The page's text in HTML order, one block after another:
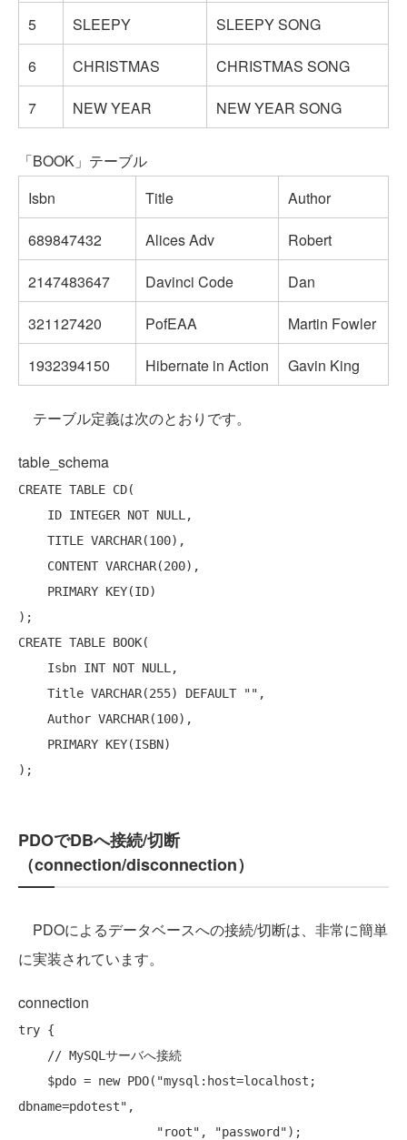
5 SLEEPY
SLEEPY SONG
6
CHRISTMAS
CHRISTMAS SONG
7
NEW YEAR NEW YEAR SONG
「BOOK」テーブル
Isbn
Title
Author
689847432
Alices Adv
Robert
2147483647
Davinci Code
Dan
321127420
PofEAA
Martin Fowler
1932394150
Hibernate in Action Gavin King
テーブル定義は次のとおりです。
table_schema
CREATE TABLE CD(
    ID
INTEGER NOT NULL ,
    TITLE
VARCHAR(100),
    CONTENT
VARCHAR(200),
PRIMARY KEY(ID)
CREATE TABLE BOOK(
    Isbn
INT NOT NULL ,
    Title
VARCHAR(255) DEFAULT "",
    Author
VARCHAR(100),
PRIMARY KEY(ISBN)
PDOでDBへ接続/切断
（connection/disconnection）
PDOによるデータベースへの接続/切断は、非常に簡単
に実装されています。
connection
try {
// MySQLサーバへ接続
    $pdo =
new PDO( "mysql:host=localhost;
dbname=pdotest" ,
"root" , "password");